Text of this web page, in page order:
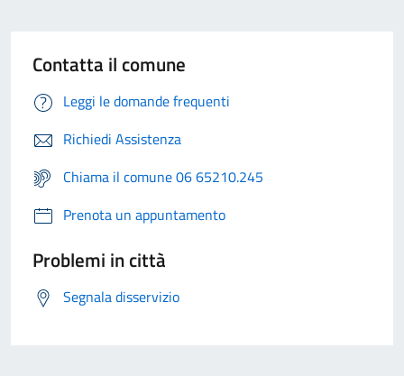
Contatta il comune
Leggi le domande frequenti
Richiedi Assistenza
Chiama il comune 06 65210.245
Prenota un appuntamento
Problemi in città
Segnala disservizio